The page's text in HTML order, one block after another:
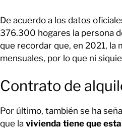
De acuerdo a los datos
376.300 hogares la persona
que recordar que, en 2021, la
mensuales, por lo que ni
Contrato de
Por último, también se ha
que la vivienda tiene que